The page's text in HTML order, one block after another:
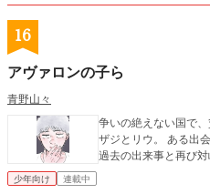
16
アヴァロンの子ら
青野山々
争いの絶えない国で
ザジとリウ。 ある出会いをきっかけに、彼らを襲った悲しい
過去の出来事と再び
少年向け 連載中